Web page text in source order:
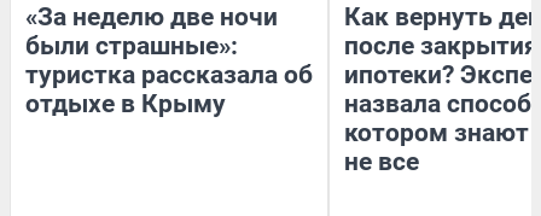
«За неделю две ночи
были страшные»:
туристка рассказала об
отдыхе в Крыму
Как вернуть
после закрытия
ипотеки?
назвала
котором знают
не все